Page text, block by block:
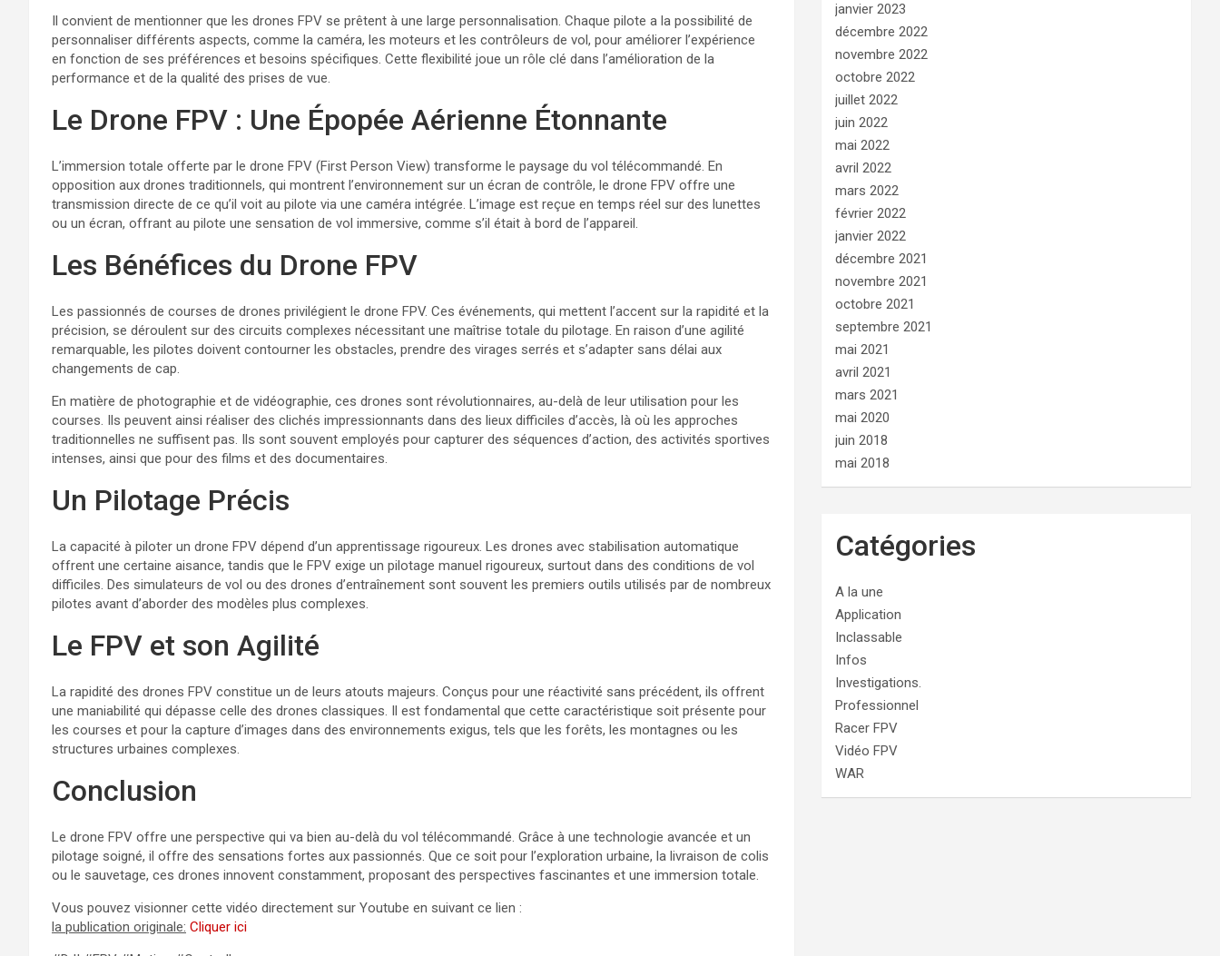
Il convient de mentionner que les drones FPV se prêtent à une large personnalisation. Chaque pilote a la possibilité de
personnaliser différents aspects, comme la caméra, les moteurs et les contrôleurs de vol, pour améliorer l’expérience
en fonction de ses préférences et besoins spécifiques. Cette flexibilité joue un rôle clé dans l’amélioration de la
performance et de la qualité des prises de vue.
Le Drone FPV : Une Épopée Aérienne Étonnante
L’immersion totale offerte par le drone FPV (First Person View) transforme le paysage du vol télécommandé. En
opposition aux drones traditionnels, qui montrent l’environnement sur un écran de contrôle, le drone FPV offre une
transmission directe de ce qu’il voit au pilote via une caméra intégrée. L’image est reçue en temps réel sur des lunettes
ou un écran, offrant au pilote une sensation de vol immersive, comme s’il était à bord de l’appareil.
Les Bénéfices du Drone FPV
Les passionnés de courses de drones privilégient le drone FPV. Ces événements, qui mettent l’accent sur la rapidité et la
précision, se déroulent sur des circuits complexes nécessitant une maîtrise totale du pilotage. En raison d’une agilité
remarquable, les pilotes doivent contourner les obstacles, prendre des virages serrés et s’adapter sans délai aux
changements de cap.
En matière de photographie et de vidéographie, ces drones sont révolutionnaires, au-delà de leur utilisation pour les
courses. Ils peuvent ainsi réaliser des clichés impressionnants dans des lieux difficiles d’accès, là où les approches
traditionnelles ne suffisent pas. Ils sont souvent employés pour capturer des séquences d’action, des activités sportives
intenses, ainsi que pour des films et des documentaires.
Un Pilotage Précis
La capacité à piloter un drone FPV dépend d’un apprentissage rigoureux. Les drones avec stabilisation automatique
offrent une certaine aisance, tandis que le FPV exige un pilotage manuel rigoureux, surtout dans des conditions de vol
difficiles. Des simulateurs de vol ou des drones d’entraînement sont souvent les premiers outils utilisés par de nombreux
pilotes avant d’aborder des modèles plus complexes.
Le FPV et son Agilité
La rapidité des drones FPV constitue un de leurs atouts majeurs. Conçus pour une réactivité sans précédent, ils offrent
une maniabilité qui dépasse celle des drones classiques. Il est fondamental que cette caractéristique soit présente pour
les courses et pour la capture d’images dans des environnements exigus, tels que les forêts, les montagnes ou les
structures urbaines complexes.
Conclusion
Le drone FPV offre une perspective qui va bien au-delà du vol télécommandé. Grâce à une technologie avancée et un
pilotage soigné, il offre des sensations fortes aux passionnés. Que ce soit pour l’exploration urbaine, la livraison de colis
ou le sauvetage, ces drones innovent constamment, proposant des perspectives fascinantes et une immersion totale.
Vous pouvez visionner cette vidéo directement sur Youtube en suivant ce lien :
la publication originale: Cliquer ici
janvier 2023
décembre 2022
novembre 2022
octobre 2022
juillet 2022
juin 2022
mai 2022
avril 2022
mars 2022
février 2022
janvier 2022
décembre 2021
novembre 2021
octobre 2021
septembre 2021
mai 2021
avril 2021
mars 2021
mai 2020
juin 2018
mai 2018
Catégories
A la une
Application
Inclassable
Infos
Investigations.
Professionnel
Racer FPV
Vidéo FPV
WAR